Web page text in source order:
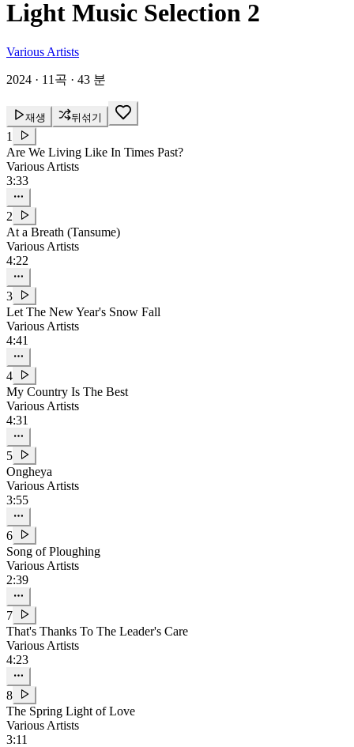
Light Music Selection 2
Various Artists
2024 · 11곡 · 43 분
재생 뒤섞기
1
Are We Living Like In Times Past?
Various Artists
3:33
2
At a Breath (Tansume)
Various Artists
4:22
3
Let The New Year's Snow Fall
Various Artists
4:41
4
My Country Is The Best
Various Artists
4:31
5
Ongheya
Various Artists
3:55
6
Song of Ploughing
Various Artists
2:39
7
That's Thanks To The Leader's Care
Various Artists
4:23
8
The Spring Light of Love
Various Artists
3:11